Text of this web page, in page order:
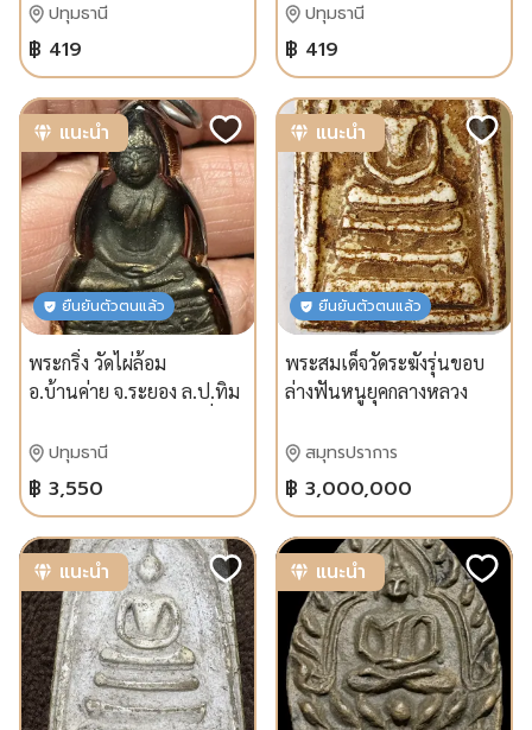
ปทุมธานี
฿ 419
ปทุมธานี
฿ 419
ยืนยันตัวตนแล้ว
แนะนำ
พระกริ่ง วัดไผ่ล้อม
อ.บ้านค่าย จ.ระยอง ล.ป.ทิม
โบราณพร้อมเลี่ยมโบราณ
เดิม
ปทุมธานี
฿ 3,550
ยืนยันตัวตนแล้ว
แนะนำ
พระสมเด็จวัดระฆังรุ่นขอบ
ล่างฟันหนูยุคกลางหลวง
สมุทรปราการ
฿ 3,000,000
แนะนำ แนะนำ